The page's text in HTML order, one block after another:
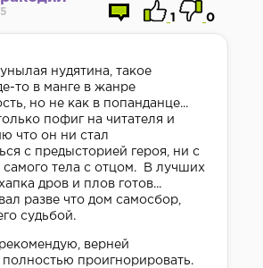
1 0
нудятина, такое
то в манге в жанре
но не как в попанданце...
пофиг на читателя и
что он ни стал
с предысторией героя, ни с
тела с отцом. В лучших
дров и плов готов...
разве что дом самосбор,
судьбой.
верней
проигнорировать.